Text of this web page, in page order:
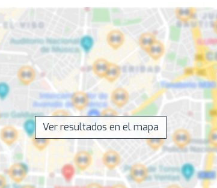
Ver resultados en el mapa